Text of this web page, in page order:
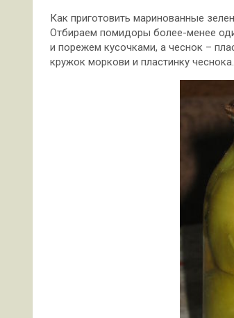
Как приготовить маринованные
Отбираем помидоры более-менее
и порежем кусочками, а чеснок –
кружок моркови и пластинку чеснока.